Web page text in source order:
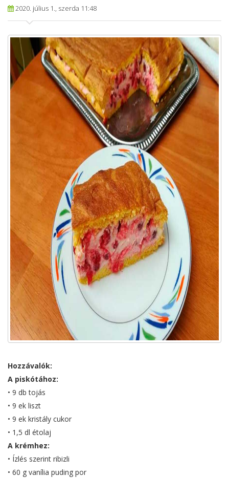
2020. július 1., szerda 11:48
Hozzávalók:
A piskótához:
• 9 db tojás
• 9 ek liszt
• 9 ek kristály cukor
• 1,5 dl étolaj
A krémhez:
• Ízlés szerint ribizli
• 60 g vanília puding por